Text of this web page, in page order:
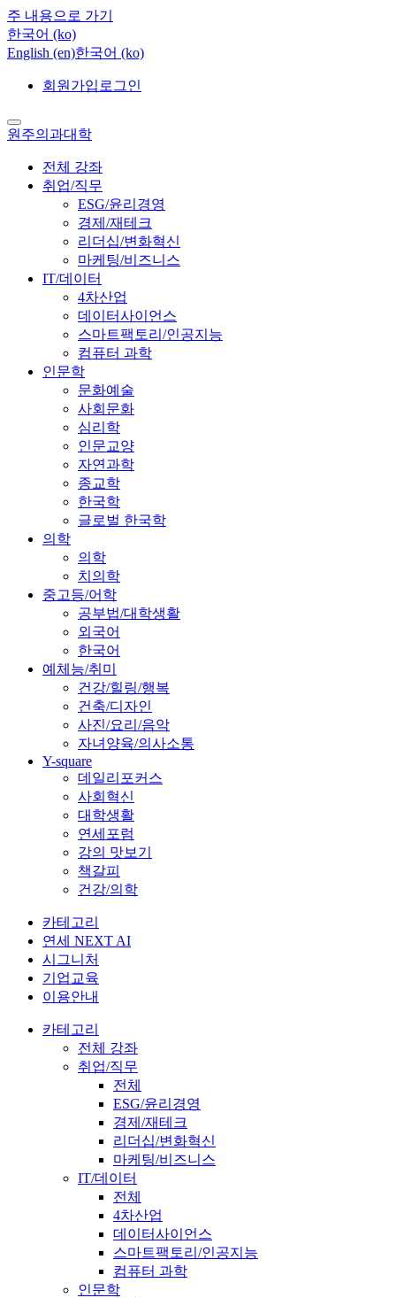
주 내용으로 가기
한국어 ‎(ko)‎
English ‎(en)‎한국어 ‎(ko)‎
회원가입 로그인
원주의과대학
전체 강좌
취업/직무
ESG/윤리경영
경제/재테크
리더십/변화혁신
마케팅/비즈니스
IT/데이터
4차산업
데이터사이언스
스마트팩토리/인공지능
컴퓨터 과학
인문학
문화예술
사회문화
심리학
인문교양
자연과학
종교학
한국학
글로벌 한국학
의학
의학
치의학
중고등/어학
공부법/대학생활
외국어
한국어
예체능/취미
건강/힐링/행복
건축/디자인
사진/요리/음악
자녀양육/의사소통
Y-square
데일리포커스
사회혁신
대학생활
연세포럼
강의 맛보기
책갈피
건강/의학
카테고리
연세 NEXT AI
시그니처
기업교육
이용안내
카테고리
전체 강좌
취업/직무
전체
ESG/윤리경영
경제/재테크
리더십/변화혁신
마케팅/비즈니스
IT/데이터
전체
4차산업
데이터사이언스
스마트팩토리/인공지능
컴퓨터 과학
인문학